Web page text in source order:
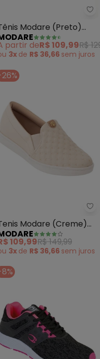
- Tênis Moleca (Azul)
Modare (Preto)
partir deR$ 109,99R$
3x de R$ 36,66 sem juros
- Tênis Moleca (Preta)
Modare (Creme)
Sintético
109,99R$ 149,99
3x de R$ 36,66 sem juros